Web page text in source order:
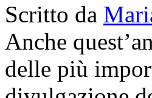
Scritto da
Anche
delle più